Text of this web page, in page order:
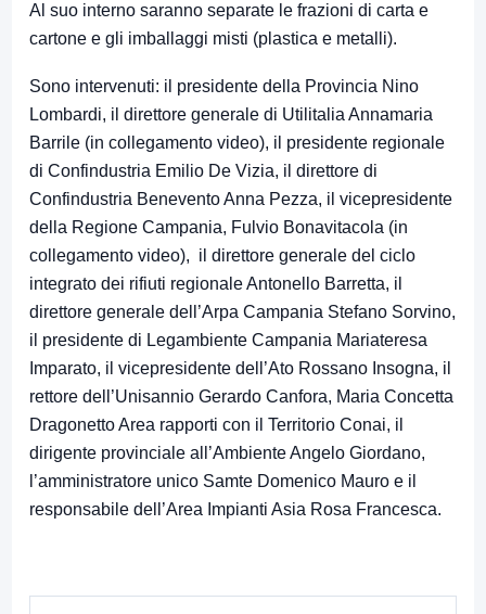
Al suo interno saranno separate le frazioni di carta e
cartone e gli imballaggi misti (plastica e metalli).
Sono intervenuti: il presidente della Provincia Nino
Lombardi, il direttore generale di Utilitalia Annamaria
Barrile (in collegamento video), il presidente regionale
di Confindustria Emilio De Vizia, il direttore di
Confindustria Benevento Anna Pezza, il vicepresidente
della Regione Campania, Fulvio Bonavitacola (in
collegamento video), il direttore generale del ciclo
integrato dei rifiuti regionale Antonello Barretta, il
direttore generale dell’Arpa Campania Stefano Sorvino,
il presidente di Legambiente Campania Mariateresa
Imparato, il vicepresidente dell’Ato Rossano Insogna, il
rettore dell’Unisannio Gerardo Canfora, Maria Concetta
Dragonetto Area rapporti con il Territorio Conai, il
dirigente provinciale all’Ambiente Angelo Giordano,
l’amministratore unico Samte Domenico Mauro e il
responsabile dell’Area Impianti Asia Rosa Francesca.